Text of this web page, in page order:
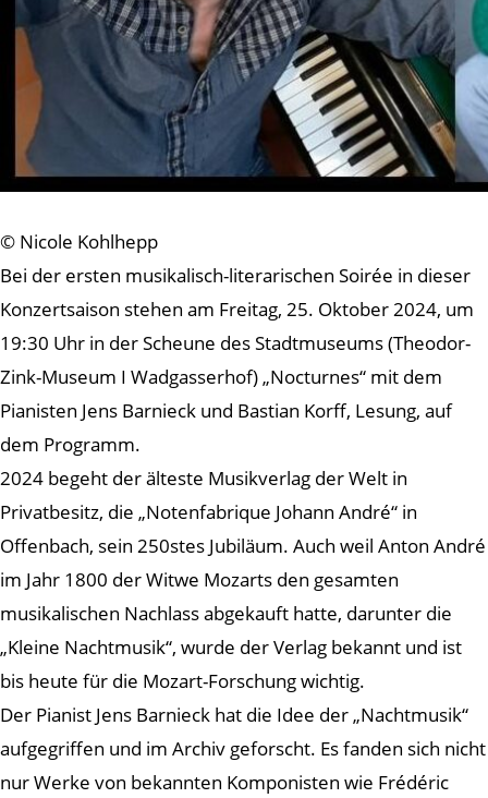
© Nicole Kohlhepp
Bei der ersten musikalisch-literarischen Soirée in dieser
Konzertsaison stehen am Freitag, 25. Oktober 2024, um
19:30 Uhr in der Scheune des Stadtmuseums (Theodor-
Zink-Museum I Wadgasserhof) „Nocturnes“ mit dem
Pianisten Jens Barnieck und Bastian Korff, Lesung, auf
dem Programm.
2024 begeht der älteste Musikverlag der Welt in
Privatbesitz, die „Notenfabrique Johann André“ in
Offenbach, sein 250stes Jubiläum. Auch weil Anton André
im Jahr 1800 der Witwe Mozarts den gesamten
musikalischen Nachlass abgekauft hatte, darunter die
„Kleine Nachtmusik“, wurde der Verlag bekannt und ist
bis heute für die Mozart-Forschung wichtig.
Der Pianist Jens Barnieck hat die Idee der „Nachtmusik“
aufgegriffen und im Archiv geforscht. Es fanden sich nicht
nur Werke von bekannten Komponisten wie Frédéric